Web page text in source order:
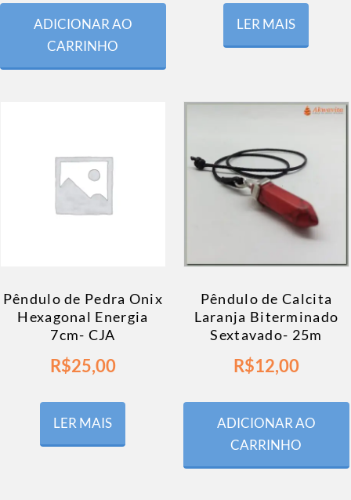
ADICIONAR AO
CARRINHO
LER MAIS
Pêndulo de Pedra Onix
Hexagonal Energia
7cm- CJA
R$25,00
LER MAIS
Pêndulo de Calcita
Laranja Biterminado
Sextavado- 25m
R$12,00
ADICIONAR AO
CARRINHO